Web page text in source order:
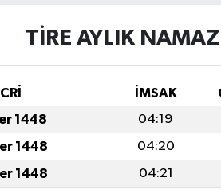
TİRE AYLIK
İMSAK
1448
04:19
1448
04:20
1448
04:21